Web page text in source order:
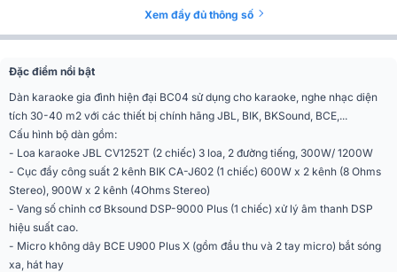
BCE U900 Plus X (1 Bộ)
Xem đầy đủ thông số
Đặc điểm nổi bật
Dàn karaoke gia đình hiện đại BC04 sử dụng cho karaoke, nghe nhạc diện
tích 30-40 m2 với các thiết bị chính hãng JBL, BIK, BKSound, BCE,...
Cấu hình bộ dàn gồm:
- Loa karaoke JBL CV1252T (2 chiếc) 3 loa, 2 đường tiếng, 300W/ 1200W
- Cục đẩy công suất 2 kênh BIK CA-J602 (1 chiếc) 600W x 2 kênh (8 Ohms
Stereo), 900W x 2 kênh (4Ohms Stereo)
- Vang số chỉnh cơ Bksound DSP-9000 Plus (1 chiếc) xử lý âm thanh DSP
hiệu suất cao.
- Micro không dây BCE U900 Plus X (gồm đầu thu và 2 tay micro) bắt sóng
xa, hát hay